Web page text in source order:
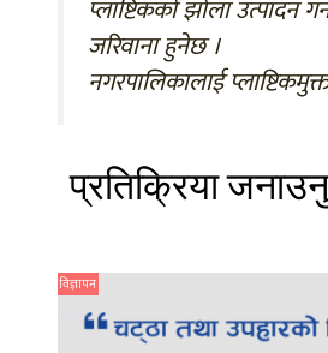
प्लाष्टिकको झोला उत्पादन
जरिवाना हुनेछ ।
नगरपालिकालाई
प्रतिक्रिया
विज्ञापन